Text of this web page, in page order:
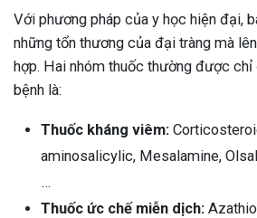
Với phương pháp của y học hiện đại,
những tổn thương của đại tràng mà
hợp. Hai nhóm thuốc thường được chỉ
bệnh là:
Thuốc kháng viêm:
aminosalicylic, Mesalamine,
…
Thuốc ức chế miễn dịch: